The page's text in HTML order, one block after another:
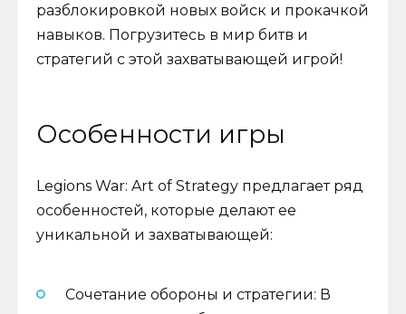
разблокировкой новых войск и прокачкой
навыков. Погрузитесь в мир битв и
стратегий с этой захватывающей игрой!
Особенности игры
Legions War: Art of Strategy предлагает ряд
особенностей, которые делают ее
уникальной и захватывающей:
Сочетание обороны и стратегии: В